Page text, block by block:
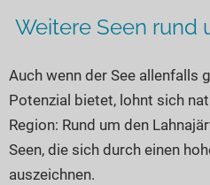
alle Länder…
Weitere Seen rund
Auch wenn der See
Potenzial bietet, lohnt sich
Region: Rund um den
Seen, die sich durch einen
auszeichnen.